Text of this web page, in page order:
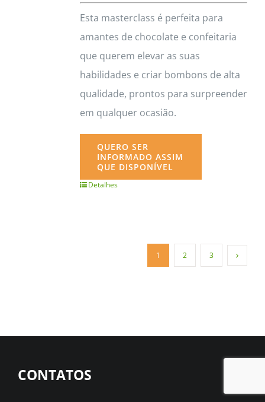
Esta masterclass é perfeita para
amantes de chocolate e confeitaria
que querem elevar as suas
habilidades e criar bombons de alta
qualidade, prontos para surpreender
em qualquer ocasião.
QUERO SER
INFORMADO ASSIM
QUE DISPONÍVEL
Detalhes
1 2 3
CONTATOS